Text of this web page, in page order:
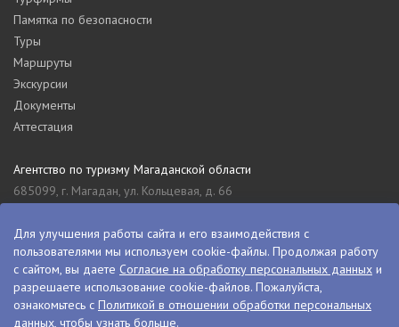
Памятка по безопасности
Туры
Маршруты
Экскурсии
Документы
Аттестация
Агентство по туризму Магаданской области
685099, г. Магадан, ул. Кольцевая, д. 66
8 (4132) 61-76-67
Туристский информационный центр Магаданской области
685000, г. Магадан, ул. Пролетарская, д. 11
visitkolyma@mail.ru
Для улучшения работы сайта и его взаимодействия с
пользователями мы используем cookie-файлы. Продолжая работу
с сайтом, вы даете Согласие на обработку персональных данных и
разрешаете использование cookie-файлов. Пожалуйста,
ознакомьтесь с Политикой в отношении обработки персональных
данных, чтобы узнать больше.